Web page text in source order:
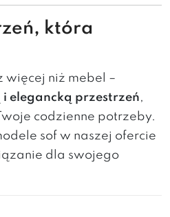
która
więcej niż mebel –
elegancką przestrzeń,
codzienne potrzeby.
sof w naszej ofercie
dla swojego